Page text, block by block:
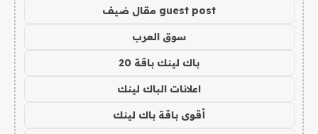
guest post مقال ضيف
سوق العرب
باك لينك باقة 20
اعلانات الباك لينك
أقوى باقة باك لينك